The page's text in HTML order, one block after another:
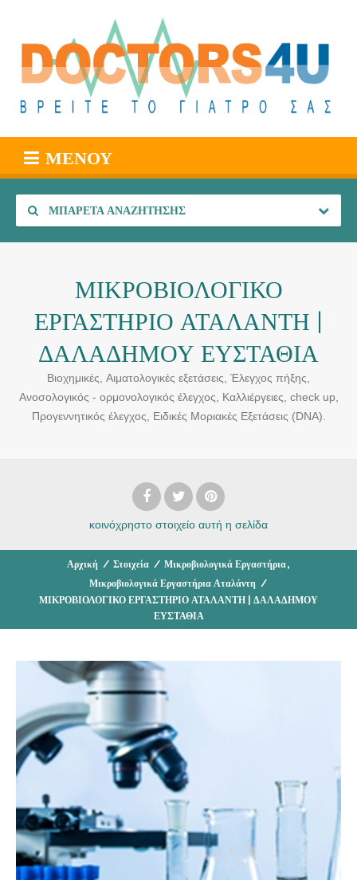
ΜΕΝΟΎ
ΜΠΑΡΈΤΑ ΑΝΑΖΉΤΗΣΗΣ
ΜΙΚΡΟΒΙΟΛΟΓΙΚΟ
ΕΡΓΑΣΤΗΡΙΟ ΑΤΑΛΑΝΤΗ |
ΔΑΛΑΔΗΜΟΥ ΕΥΣΤΑΘΙΑ
Βιοχημικές, Aιματολογικές εξετάσεις, Έλεγχος πήξης,
Ανοσολογικός - ορμονολογικός έλεγχος, Καλλιέργειες, check up,
Προγεννητικός έλεγχος, Ειδικές Μοριακές Εξετάσεις (DNA).
κοινόχρηστο στοιχείο αυτή η σελίδα
Αρχική / Στοιχεία / Μικροβιολογικά Εργαστήρια,
Μικροβιολογικά Εργαστήρια Αταλάντη /
ΜΙΚΡΟΒΙΟΛΟΓΙΚΟ ΕΡΓΑΣΤΗΡΙΟ ΑΤΑΛΑΝΤΗ | ΔΑΛΑΔΗΜΟΥ
ΕΥΣΤΑΘΙΑ